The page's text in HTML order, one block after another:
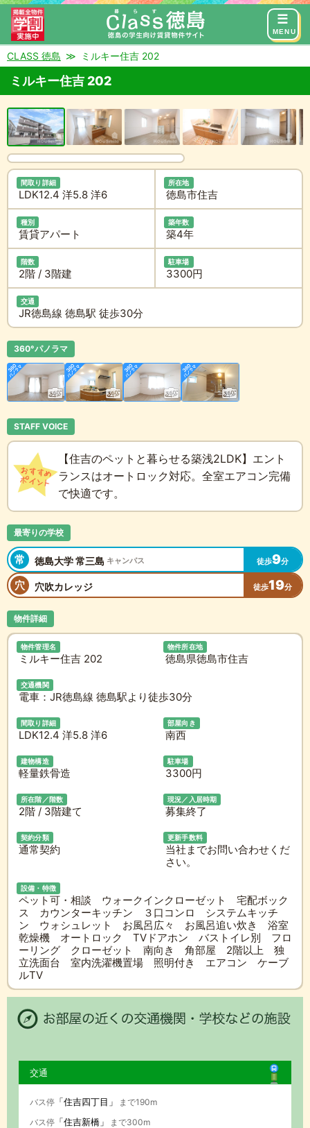
MENU
来店予約 お問い合わせ
CLASS 徳島 ミルキー住吉 202
ミルキー住吉 202
間取り詳細
LDK12.4 洋5.8 洋6
所在地
徳島市住吉
種別
賃貸アパート
築年数
築4年
階数
2階 / 3階建
駐車場
3300円
交通
JR徳島線 徳島駅 徒歩30分
360°パノラマ
STAFF VOICE
【住吉のペットと暮らせる築浅2LDK】エント
ランスはオートロック対応。全室エアコン完備
で快適です。
最寄りの学校
常 徳島大学 常三島 キャンパス 徒歩9分
穴 穴吹カレッジ 徒歩19分
物件詳細
物件管理名
ミルキー住吉 202
物件所在地
徳島県徳島市住吉
交通機関
電車：JR徳島線 徳島駅より徒歩30分
間取り詳細
LDK12.4 洋5.8 洋6
部屋向き
南西
建物構造
軽量鉄骨造
駐車場
3300円
所在階／階数
2階 / 3階建て
現況／入居時期
募集終了
契約分類
通常契約
更新手数料
当社までお問い合わせくだ
さい。
設備・特徴
ペット可・相談 ウォークインクローゼット 宅配ボック
ス カウンターキッチン ３口コンロ システムキッチ
ン ウォシュレット お風呂広々 お風呂追い炊き 浴室
乾燥機 オートロック TVドアホン バストイレ別 フロ
ーリング クローゼット 南向き 角部屋 2階以上 独
立洗面台 室内洗濯機置場 照明付き エアコン ケーブ
ルTV
交通
バス停「住吉四丁目」
まで190m
バス停「住吉新橋」
まで300m